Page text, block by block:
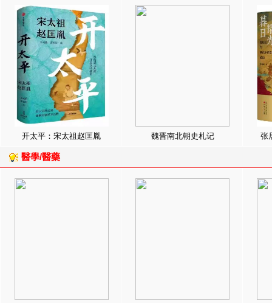
开太平：宋太祖赵匡胤 魏晋南北朝史札记 张
醫學/醫藥